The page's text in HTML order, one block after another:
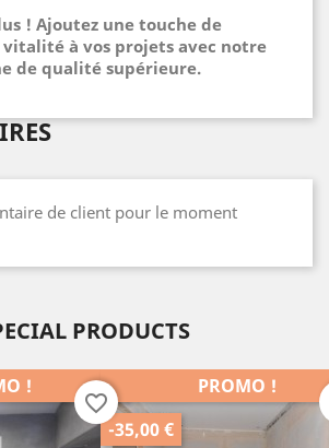
! Ajoutez une touche de
à vos projets avec notre
de qualité supérieure.
de client pour le moment
PRODUCTS
!
favorite_border
PROMO !
-25,00 €